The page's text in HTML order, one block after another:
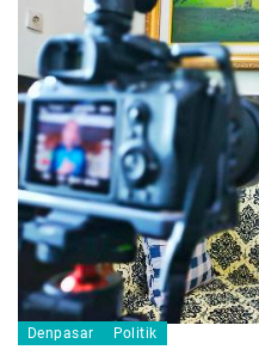
Denpasar Politik